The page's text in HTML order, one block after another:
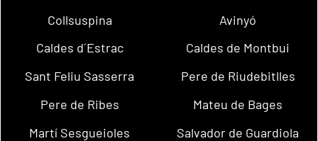
Collsuspina
Avinyó
Caldes d´Estrac
Caldes de Montbui
Sant Feliu Sasserra
Pere de Riudebitlles
Pere de Ribes
Mateu de Bages
Martí Sesgueioles
Salvador de Guardiola